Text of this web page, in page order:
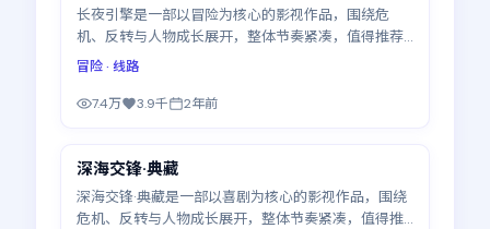
长夜引擎是一部以冒险为核心的影视作品，围绕危
机、反转与人物成长展开，整体节奏紧凑，值得推荐
观看。
冒险· 线路
7.4万 3.9千 2年前
最新
深海交锋·典藏
深海交锋·典藏是一部以喜剧为核心的影视作品，围绕
危机、反转与人物成长展开，整体节奏紧凑，值得推